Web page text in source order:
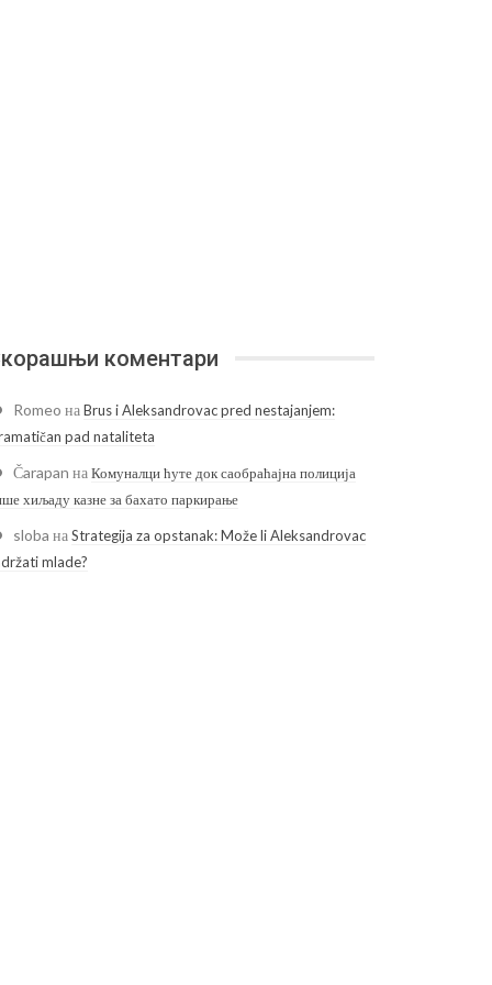
коментари
Romeo наBrus i Aleksandrovac pred nestajanjem:
pad nataliteta
Čarapan наКомуналци ћуте док саобраћајна полиција
хиљаду казне за бахато паркирање
sloba наStrategija za opstanak: Može li Aleksandrovac
mlade?